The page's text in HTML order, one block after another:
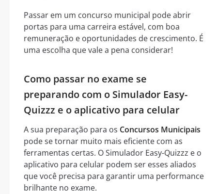
Passar em um concurso municipal pode abrir
portas para uma carreira estável, com boa
remuneração e oportunidades de crescimento. É
uma escolha que vale a pena considerar!
Como passar no exame se
preparando com o Simulador Easy-
Quizzz e o aplicativo para celular
A sua preparação para os Concursos Municipais
pode se tornar muito mais eficiente com as
ferramentas certas. O Simulador Easy-Quizzz e o
aplicativo para celular podem ser esses aliados
que você precisa para garantir uma performance
brilhante no exame.